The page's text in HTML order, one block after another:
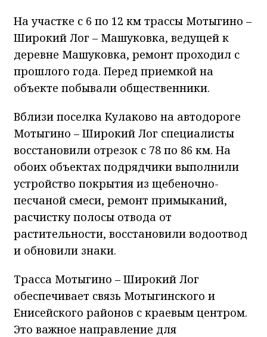
На участке с 6 по 12 км трассы Мотыгино –
Широкий Лог – Машуковка, ведущей к
деревне Машуковка, ремонт проходил с
прошлого года. Перед приемкой на
объекте побывали общественники.
Вблизи поселка Кулаково на автодороге
Мотыгино – Широкий Лог специалисты
восстановили отрезок с 78 по 86 км. На
обоих объектах подрядчики выполнили
устройство покрытия из щебеночно-
песчаной смеси, ремонт примыканий,
расчистку полосы отвода от
растительности, восстановили водоотвод
и обновили знаки.
Трасса Мотыгино – Широкий Лог
обеспечивает связь Мотыгинского и
Енисейского районов с краевым центром.
Это важное направление для